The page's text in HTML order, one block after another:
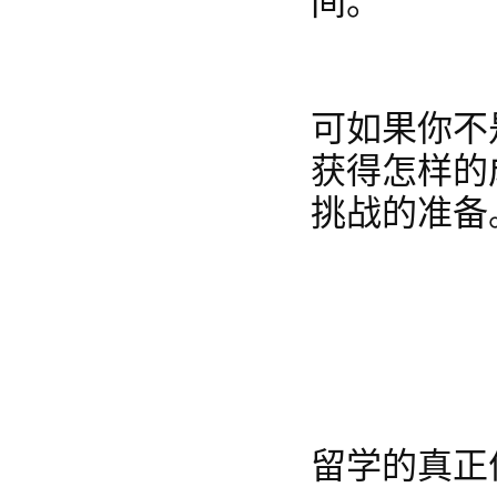
可如果你
获得怎样
挑战的准备
留学的真